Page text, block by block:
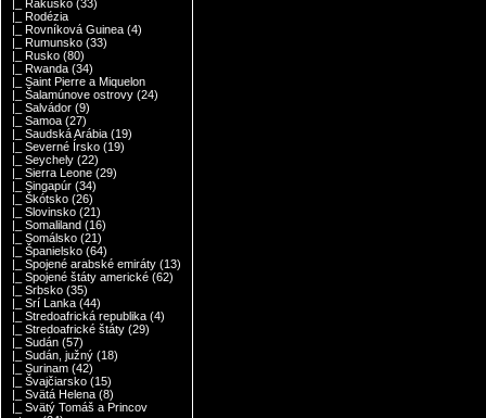
|_ Rakúsko (33)
|_ Rodézia
|_ Rovníková Guinea (4)
|_ Rumunsko (33)
|_ Rusko (80)
|_ Rwanda (34)
|_ Saint Pierre a Miquelon
|_ Šalamúnove ostrovy (24)
|_ Salvádor (9)
|_ Samoa (27)
|_ Saudská Arábia (19)
|_ Severné Írsko (19)
|_ Seychely (22)
|_ Sierra Leone (29)
|_ Singapúr (34)
|_ Škótsko (26)
|_ Slovinsko (21)
|_ Somaliland (16)
|_ Somálsko (21)
|_ Španielsko (64)
|_ Spojené arabské emiráty (13)
|_ Spojené štáty americké (62)
|_ Srbsko (35)
|_ Srí Lanka (44)
|_ Stredoafrická republika (4)
|_ Stredoafrické štáty (29)
|_ Sudán (57)
|_ Sudán, južný (18)
|_ Surinam (42)
|_ Švajčiarsko (15)
|_ Svätá Helena (8)
|_ Svätý Tomáš a Princov